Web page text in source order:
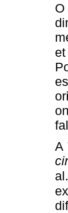
O
A
al.